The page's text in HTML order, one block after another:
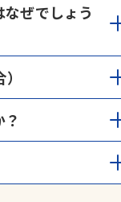
でとなっておりま
」よりご連絡くださ
ぜでしょう
き車室は、月極契約者
。
することができます。